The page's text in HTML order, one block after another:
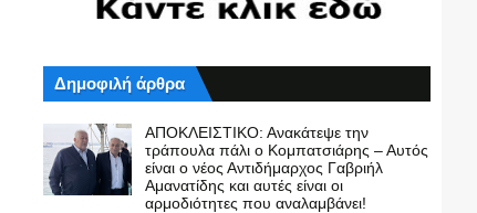
Δημοφιλή άρθρα
ΑΠΟΚΛΕΙΣΤΙΚΟ: Ανακάτεψε την
τράπουλα πάλι ο Κομπατσιάρης – Αυτός
είναι ο νέος Αντιδήμαρχος Γαβριήλ
Αμανατίδης και αυτές είναι οι
αρμοδιότητες που αναλαμβάνει!